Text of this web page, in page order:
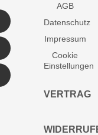
AGB
Datenschutz
Impressum
Cookie
Einstellungen
VERTRAG